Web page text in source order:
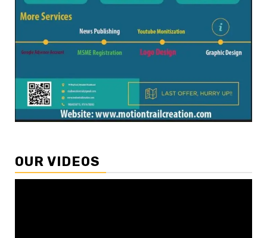
OUR VIDEOS